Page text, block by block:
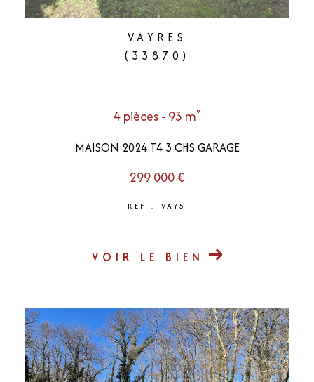
VAYRES
(33870)
4 pièces - 93 m²
MAISON 2024 T4 3 CHS GARAGE
299 000 €
REF : VAY5
VOIR LE BIEN